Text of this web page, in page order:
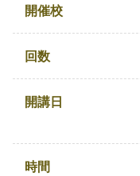
開催校
回数
開講日
時間